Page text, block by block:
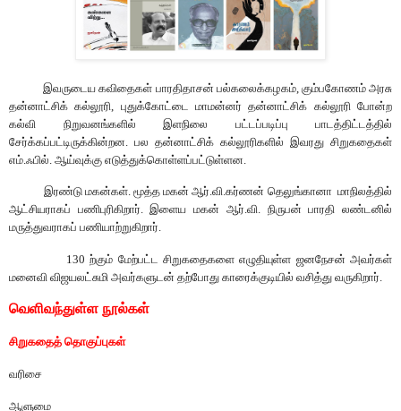
இவருடைய கவிதைகள் பாரதிதாசன் பல்கலைக்கழகம், கும்பகோணம் அரசு
தன்னாட்சிக் கல்லூரி புதுக்கோட்டை மாமன்னர் தன்னாட்சிக் கல்லூரி போன்ற
கல்வி
நிறுவனங்களில் இளநிலை பட்டப்படிப்பு
பாடத்திட்டத்தில்
சேர்க்கப்பட்டிருக்கின்றன
பல தன்னாட்சிக் கல்லூரிகளில் இவரது சிறுகதைகள்
எம் ஃபில் ஆய்வுக்கு எடுத்துக்கொள்ளப்பட்டுள்ளன
இரண்டு மகன்கள். மூத்த மகன் ஆர்.வி.கர்ணன் தெலுங்கானா மாநிலத்தில்
ஆட்சியராகப் பணிபுரிகிறார்.இளைய மகன் ஆர்.வி. நிருபன் பாரதி லண்டனில்
மருத்துவராகப் பணியாற்றுகிறார்.
130ற்கும் மேற்பட்ட சிறுகதைகளை எழுதியுள்ள ஜனநேசன் அவர்கள்
மனைவி விஜயலட்சுமி அவர்களுடன் தற்போது காரைக்குடியில் வசித்து வருகிறார்.
வெளிவந்துள்ள நூல்கள்
சிறுகதைத் தொகுப்புகள்
வரிசை
ஆளுமை